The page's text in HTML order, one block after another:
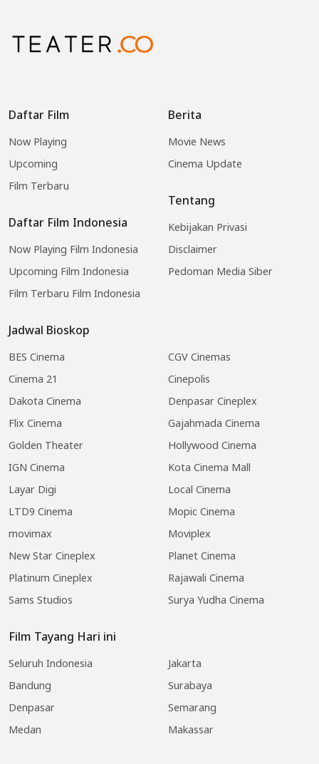
Daftar Film
Now Playing
Upcoming
Film Terbaru
Daftar Film Indonesia
Now Playing Film Indonesia
Upcoming Film Indonesia
Film Terbaru Film Indonesia
Jadwal Bioskop
BES Cinema
CGV Cinemas
Cinema 21
Cinepolis
Dakota Cinema
Denpasar Cineplex
Flix Cinema
Gajahmada Cinema
Golden Theater
Hollywood Cinema
IGN Cinema
Kota Cinema Mall
Layar Digi
Local Cinema
LTD9 Cinema
Mopic Cinema
movimax
Moviplex
New Star Cineplex
Planet Cinema
Platinum Cineplex
Rajawali Cinema
Sams Studios
Surya Yudha Cinema
Film Tayang Hari ini
Seluruh Indonesia
Jakarta
Bandung
Surabaya
Denpasar
Semarang
Medan
Makassar
Berita
Movie News
Cinema Update
Tentang
Kebijakan Privasi
Disclaimer
Pedoman Media Siber